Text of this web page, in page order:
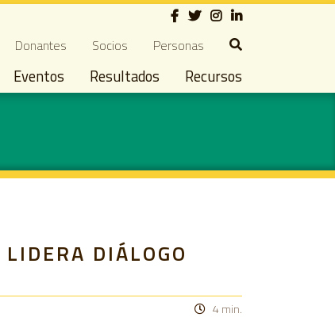
Social
navigation
Donantes Socios Personas
Eventos Resultados Recursos
DIÁLOGO
4 min.